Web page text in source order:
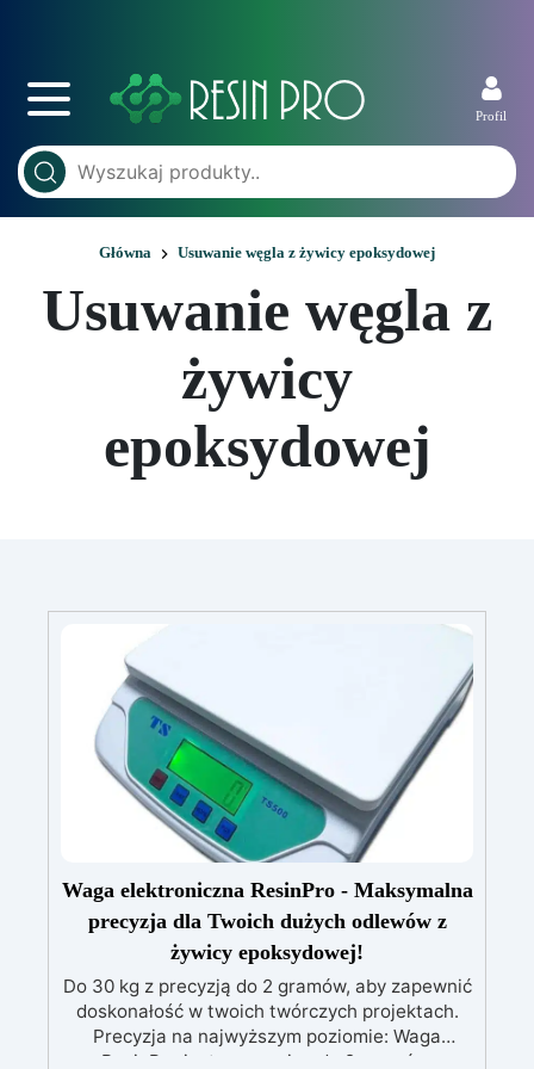
Profil
Główna Usuwanie węgla z żywicy epoksydowej
Usuwanie węgla z
żywicy
epoksydowej
Waga elektroniczna ResinPro - Maksymalna
precyzja dla Twoich dużych odlewów z
żywicy epoksydowej!
Do 30 kg z precyzją do 2 gramów, aby zapewnić
doskonałość w twoich twórczych projektach.
Precyzja na najwyższym poziomie: Waga
ResinPro jest precyzyjna do 2 gramów,